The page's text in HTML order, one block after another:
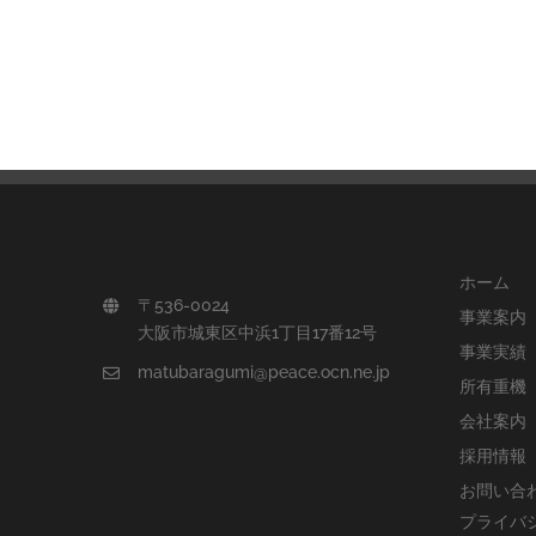
〒536-0024
大阪市城東区中浜1丁目17番12号
matubaragumi@peace.ocn.ne.jp
ホーム
事業案内
事業実績
所有重機
会社案内
採用情報
お問い合
プライバ